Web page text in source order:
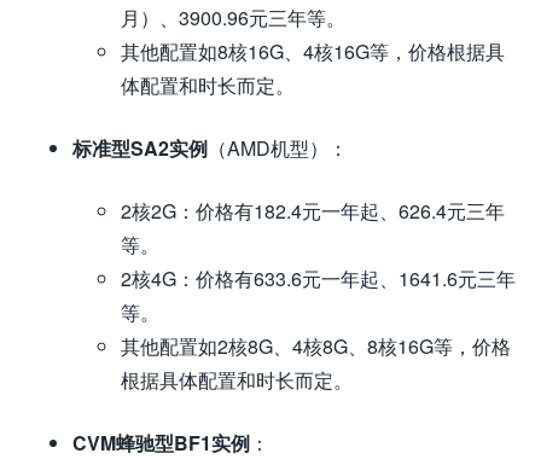
月）、3900.96元三年等。
其他配置如8核16G、4核16G等，价格根据具
体配置和时长而定。
标准型SA2实例 （AMD机型）：
2核2G：价格有182.4元一年起、626.4元三年
等。
2核4G：价格有633.6元一年起、1641.6元三年
等。
其他配置如2核8G、4核8G、8核16G等，价格
根据具体配置和时长而定。
CVM蜂驰型BF1实例 ：